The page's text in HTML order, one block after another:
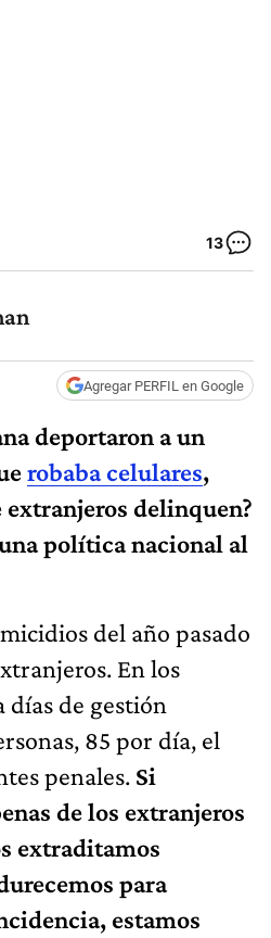
13
Agregar PERFIL en Google
deportaron a un
robaba celulares,
extranjeros delinquen?
política nacional al
del año pasado
En los
de gestión
85 por día, el
penales. Si
de los extranjeros
extraditamos
para
estamos